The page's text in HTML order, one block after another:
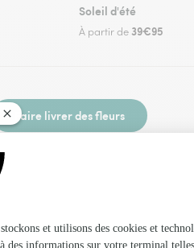
Soleil d'été
À partir de 39€95
Faire livrer des fleurs
à Ladern-sur-